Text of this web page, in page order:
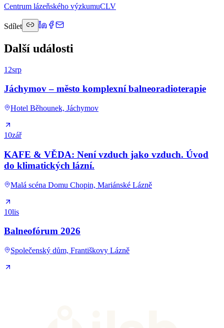
Centrum lázeňského výzkumuCLV
Sdílet
Další události
12srp
Jáchymov – město komplexní balneoradioterapie
Hotel Běhounek, Jáchymov
10zář
KAFE & VĚDA: Není vzduch jako vzduch. Úvod
do klimatických lázní.
Malá scéna Domu Chopin, Mariánské Lázně
10lis
Balneofórum 2026
Společenský dům, Františkovy Lázně